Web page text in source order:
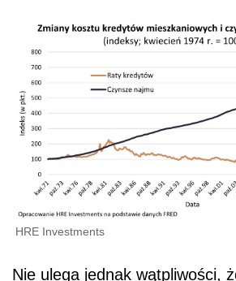
HRE Investments
Nie ulega jednak wątpliwości,